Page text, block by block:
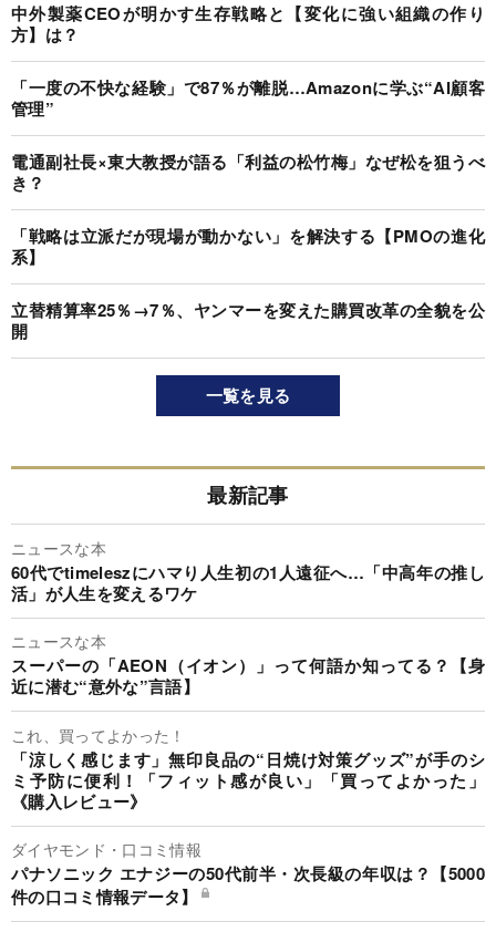
中外製薬CEOが明かす生存戦略と【変化に強い組織の作り
方】は？
「一度の不快な経験」で87％が離脱…Amazonに学ぶ“AI顧客
管理”
電通副社長×東大教授が語る「利益の松竹梅」なぜ松を狙うべ
き？
「戦略は立派だが現場が動かない」を解決する【PMOの進化
系】
立替精算率25％→7％、ヤンマーを変えた購買改革の全貌を公
開
一覧を見る
最新記事
ニュースな本
60代でtimeleszにハマり人生初の1人遠征へ…「中高年の推し
活」が人生を変えるワケ
ニュースな本
スーパーの「AEON（イオン）」って何語か知ってる？【身
近に潜む“意外な”言語】
これ、買ってよかった！
「涼しく感じます」無印良品の“日焼け対策グッズ”が手のシ
ミ予防に便利！「フィット感が良い」「買ってよかった」
《購入レビュー》
ダイヤモンド・口コミ情報
パナソニック エナジーの50代前半・次長級の年収は？【5000
件の口コミ情報データ】